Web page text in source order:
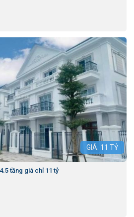
GIÁ: 11 TỶ
tầng giá chỉ 11 tỷ